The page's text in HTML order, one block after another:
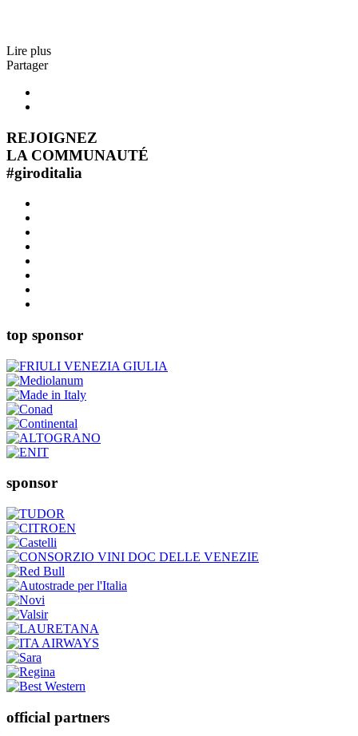
Lire plus
Partager
REJOIGNEZ
LA COMMUNAUTÉ
#giroditalia
top sponsor
sponsor
official partners